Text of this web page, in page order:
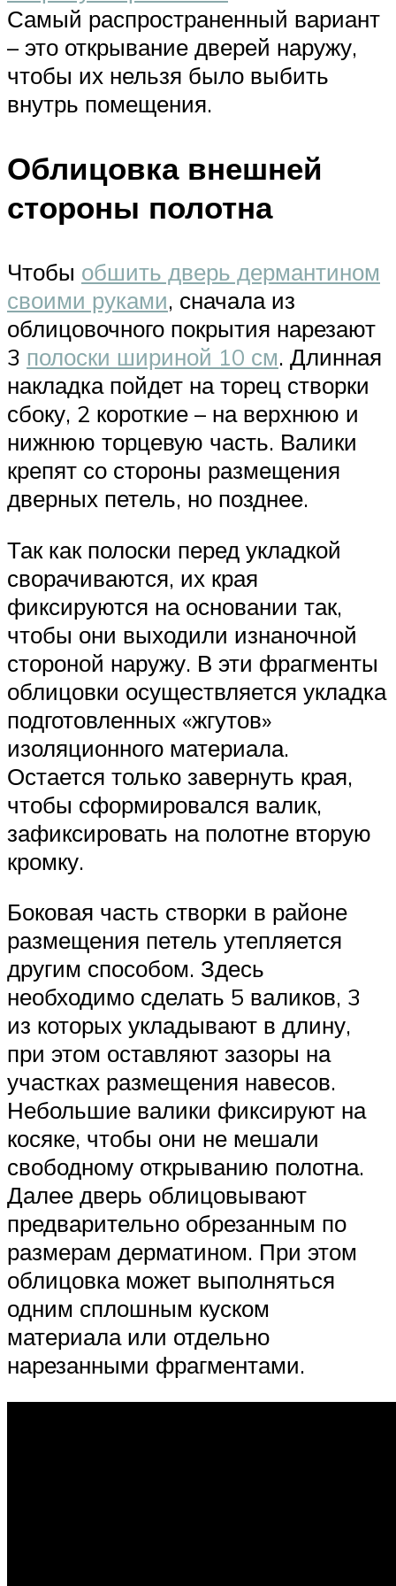
Самый распространенный вариант
– это открывание дверей наружу,
чтобы их нельзя было выбить
внутрь помещения.
Облицовка внешней
стороны полотна
Чтобы обшить дверь дермантином
своими руками, сначала из
облицовочного покрытия нарезают
3 полоски шириной 10 см. Длинная
накладка пойдет на торец створки
сбоку, 2 короткие – на верхнюю и
нижнюю торцевую часть. Валики
крепят со стороны размещения
дверных петель, но позднее.
Так как полоски перед укладкой
сворачиваются, их края
фиксируются на основании так,
чтобы они выходили изнаночной
стороной наружу. В эти фрагменты
облицовки осуществляется укладка
подготовленных «жгутов»
изоляционного материала.
Остается только завернуть края,
чтобы сформировался валик,
зафиксировать на полотне вторую
кромку.
Боковая часть створки в районе
размещения петель утепляется
другим способом. Здесь
необходимо сделать 5 валиков, 3
из которых укладывают в длину,
при этом оставляют зазоры на
участках размещения навесов.
Небольшие валики фиксируют на
косяке, чтобы они не мешали
свободному открыванию полотна.
Далее дверь облицовывают
предварительно обрезанным по
размерам дерматином. При этом
облицовка может выполняться
одним сплошным куском
материала или отдельно
нарезанными фрагментами.